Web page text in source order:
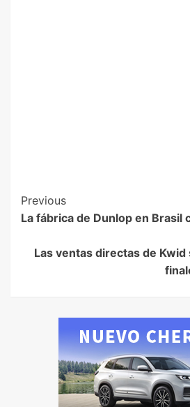
Previous
La fábrica de Dunlop en Brasil
Las ventas directas de